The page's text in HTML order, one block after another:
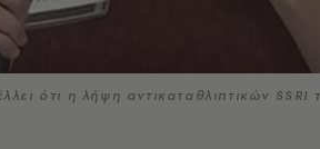
ότι η λήψη αντικαταθλιπτικών